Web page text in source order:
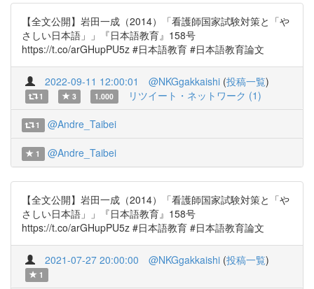
【全文公開】岩田一成（2014）「看護師国家試験対策と「や
さしい日本語」」『日本語教育』158号
https://t.co/arGHupPU5z #日本語教育 #日本語教育論文
2022-09-11 12:00:01 @NKGgakkaishi (投稿一覧)
1 3 1.000 リツイート・ネットワーク (1)
1 @Andre_Taibei
1 @Andre_Taibei
【全文公開】岩田一成（2014）「看護師国家試験対策と「や
さしい日本語」」『日本語教育』158号
https://t.co/arGHupPU5z #日本語教育 #日本語教育論文
2021-07-27 20:00:00 @NKGgakkaishi (投稿一覧)
1